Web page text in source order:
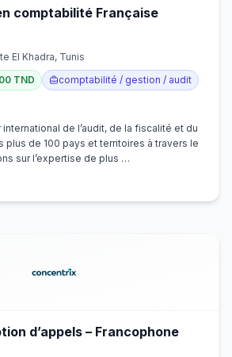
comptabilité Française
El Khadra, Tunis
TND
comptabilité / gestion / audit
de l’audit, de la fiscalité et du
plus de 100 pays et territoires à travers le
sur l’expertise de plus …
d’appels – Francophone